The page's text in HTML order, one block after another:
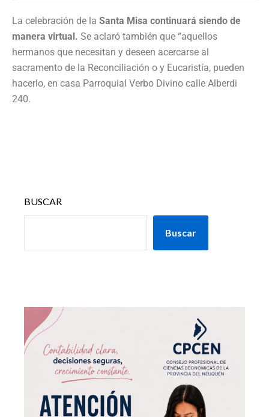
La celebración de la Santa Misa continuará siendo de
manera virtual. Se aclaró también que “aquellos
hermanos que necesitan y deseen acercarse al
sacramento de la Reconciliación o y Eucaristía, pueden
hacerlo, en casa Parroquial Verbo Divino calle Alberdi
240.
BUSCAR
Buscar